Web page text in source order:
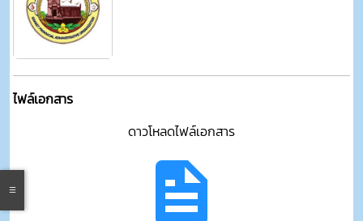
ไฟล์เอกสาร
ดาวโหลดไฟล์เอกสาร